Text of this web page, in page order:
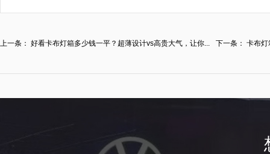
上一条： 好看卡布灯箱多少钱一平？超薄设计vs高贵大气，让你... 下一条： 卡布灯